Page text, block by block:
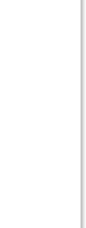
張巨大的財富